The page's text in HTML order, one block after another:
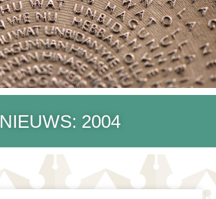
NIEUWS: 2004